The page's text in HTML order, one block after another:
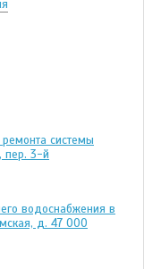
системы
пер. 3-й
водоснабжения в
д. 47 ООО